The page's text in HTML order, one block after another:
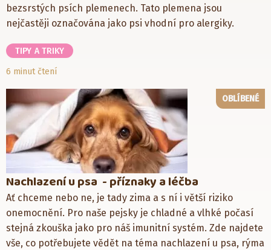
bezsrstých psích plemenech. Tato plemena jsou
nejčastěji označována jako psi vhodní pro alergiky.
TIPY A TRIKY
6 minut čtení
OBLÍBENÉ
Nachlazení u psa - příznaky a léčba
Ať chceme nebo ne, je tady zima a s ní i větší riziko
onemocnění. Pro naše pejsky je chladné a vlhké počasí
stejná zkouška jako pro náš imunitní systém. Zde najdete
vše, co potřebujete vědět na téma nachlazení u psa, rýma